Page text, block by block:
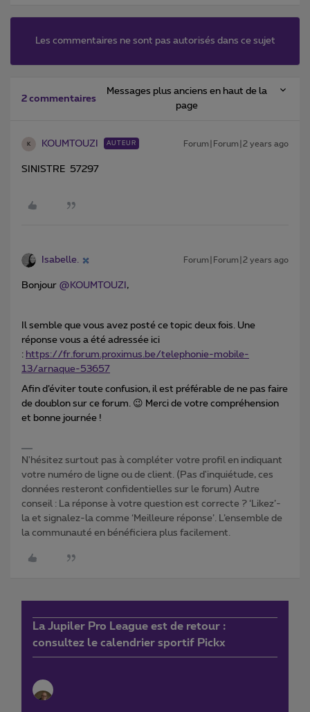
Les commentaires ne sont pas autorisés dans ce sujet
2 commentaires
Messages plus anciens en haut de la
page
K KOUMTOUZI AUTEUR Forum|Forum|2 years ago
SINISTRE 57297
Isabelle. Forum|Forum|2 years ago
Bonjour @KOUMTOUZI ,
Il semble que vous avez posté ce topic deux fois. Une
réponse vous a été adressée ici
: https://fr.forum.proximus.be/telephonie-mobile-
13/arnaque-53657
Afin d’éviter toute confusion, il est préférable de ne pas faire
de doublon sur ce forum. 😉 Merci de votre compréhension
et bonne journée !
N'hésitez surtout pas à compléter votre profil en indiquant
votre numéro de ligne ou de client. (Pas d'inquiétude, ces
données resteront confidentielles sur le forum) Autre
conseil : La réponse à votre question est correcte ? ‘Likez’-
la et signalez-la comme ‘Meilleure réponse’. L’ensemble de
la communauté en bénéficiera plus facilement.
La Jupiler Pro League est de retour :
consultez le calendrier sportif Pickx